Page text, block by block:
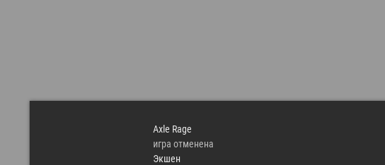
Axle Rage
игра отменена
Экшен